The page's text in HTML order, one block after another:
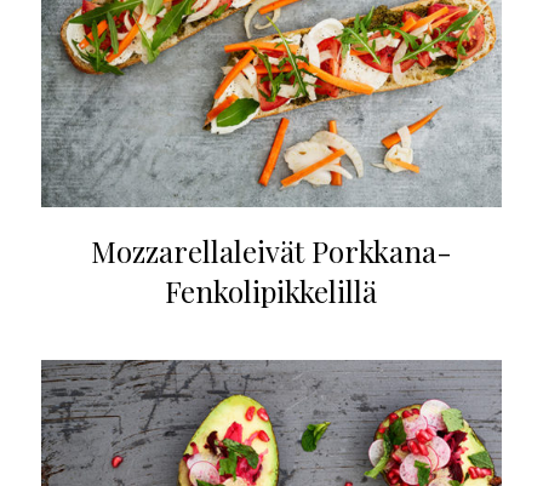
Mozzarellaleivät Porkkana-
Fenkolipikkelillä